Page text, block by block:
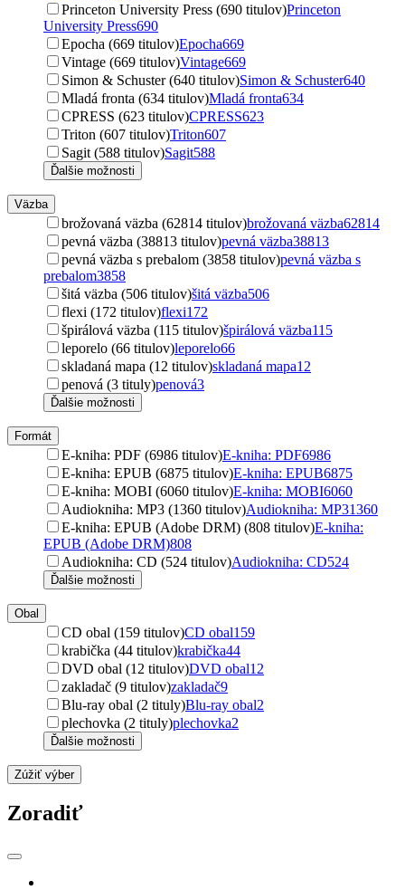
Princeton University Press (690 titulov)Princeton
University Press690
Epocha (669 titulov)Epocha669
Vintage (669 titulov)Vintage669
Simon & Schuster (640 titulov)Simon & Schuster640
Mladá fronta (634 titulov)Mladá fronta634
CPRESS (623 titulov)CPRESS623
Triton (607 titulov)Triton607
Sagit (588 titulov)Sagit588
Ďalšie možnosti
Väzba
brožovaná väzba (62814 titulov)brožovaná väzba62814
pevná väzba (38813 titulov)pevná väzba38813
pevná väzba s prebalom (3858 titulov)pevná väzba s
prebalom3858
šitá väzba (506 titulov)šitá väzba506
flexi (172 titulov)flexi172
špirálová väzba (115 titulov)špirálová väzba115
leporelo (66 titulov)leporelo66
skladaná mapa (12 titulov)skladaná mapa12
penová (3 tituly)penová3
Ďalšie možnosti
Formát
E-kniha: PDF (6986 titulov)E-kniha: PDF6986
E-kniha: EPUB (6875 titulov)E-kniha: EPUB6875
E-kniha: MOBI (6060 titulov)E-kniha: MOBI6060
Audiokniha: MP3 (1360 titulov)Audiokniha: MP31360
E-kniha: EPUB (Adobe DRM) (808 titulov)E-kniha:
EPUB (Adobe DRM)808
Audiokniha: CD (524 titulov)Audiokniha: CD524
Ďalšie možnosti
Obal
CD obal (159 titulov)CD obal159
krabička (44 titulov)krabička44
DVD obal (12 titulov)DVD obal12
zakladač (9 titulov)zakladač9
Blu-ray obal (2 tituly)Blu-ray obal2
plechovka (2 tituly)plechovka2
Ďalšie možnosti
Zúžiť výber
Zoradiť